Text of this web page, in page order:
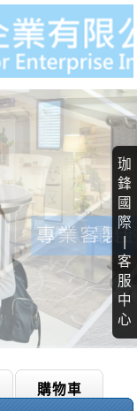
珈
鋒
國
際
客
服
中
心
購物車